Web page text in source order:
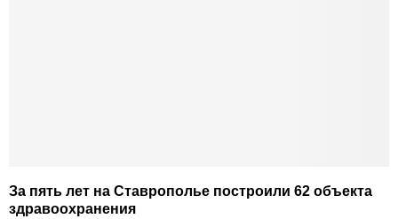
За пять лет на Ставрополье построили 62 объекта
здравоохранения